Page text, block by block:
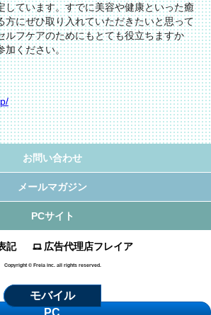
しています。すでに美容や健康といった癒
方にぜひ取り入れていただきたいと思って
ルフケアのためにもとても役立ちますか
加ください。
お問い合わせ
メールマガジン
PCサイト
記 広告代理店フレイア
Copyright © Freia inc. all rights reserved.
モバイル
PC